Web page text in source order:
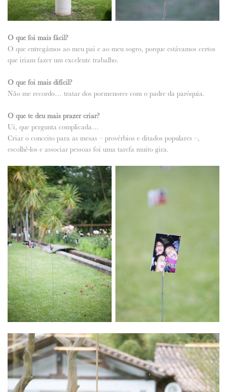
O que foi mais fácil?
O que entregámos ao meu pai e ao meu sogro, porque estávamos certos
que iriam fazer um excelente trabalho.
O que foi mais difícil?
Não me recordo… tratar dos pormenores com o padre da paróquia.
O que te deu mais prazer criar?
Ui, que pergunta complicada…
Criar o conceito para as mesas – provérbios e ditados populares –,
escolhê-los e associar pessoas foi uma tarefa muito gira.